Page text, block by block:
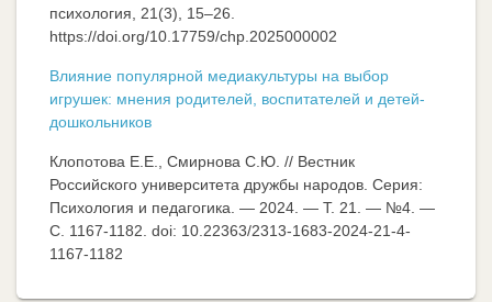
психология, 21(3), 15–26.
https://doi.org/10.17759/chp.2025000002
Влияние популярной медиакультуры на выбор
игрушек: мнения родителей, воспитателей и детей-
дошкольников
Клопотова Е.Е., Смирнова С.Ю. // Вестник
Российского университета дружбы народов. Серия:
Психология и педагогика. — 2024. — Т. 21. — №4. —
C. 1167-1182. doi: 10.22363/2313-1683-2024-21-4-
1167-1182